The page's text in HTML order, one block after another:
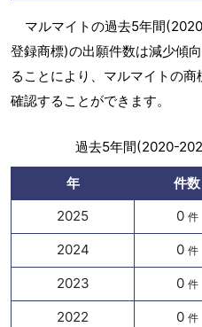
マルマイトの過去5年間
登録商標)の出願件数は減少傾
ることにより、マルマイトの
確認することができます。
過去5年間(2020-
年 件数
2025
0 件
2024 0 件
2023 0 件
2022 0 件